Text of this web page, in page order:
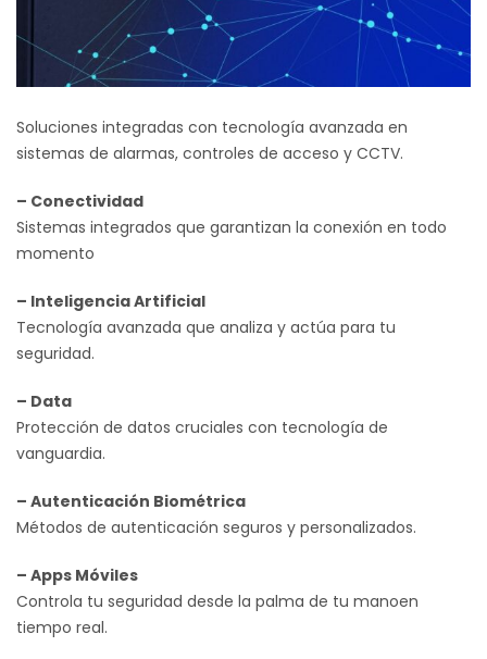
Soluciones integradas con tecnología avanzada en
sistemas de alarmas, controles de acceso y CCTV.
– Conectividad
Sistemas integrados que garantizan la conexión en todo
momento
– Inteligencia Artificial
Tecnología avanzada que analiza y actúa para tu
seguridad.
– Data
Protección de datos cruciales con tecnología de
vanguardia.
– Autenticación Biométrica
Métodos de autenticación seguros y personalizados.
– Apps Móviles
Controla tu seguridad desde la palma de tu manoen
tiempo real.